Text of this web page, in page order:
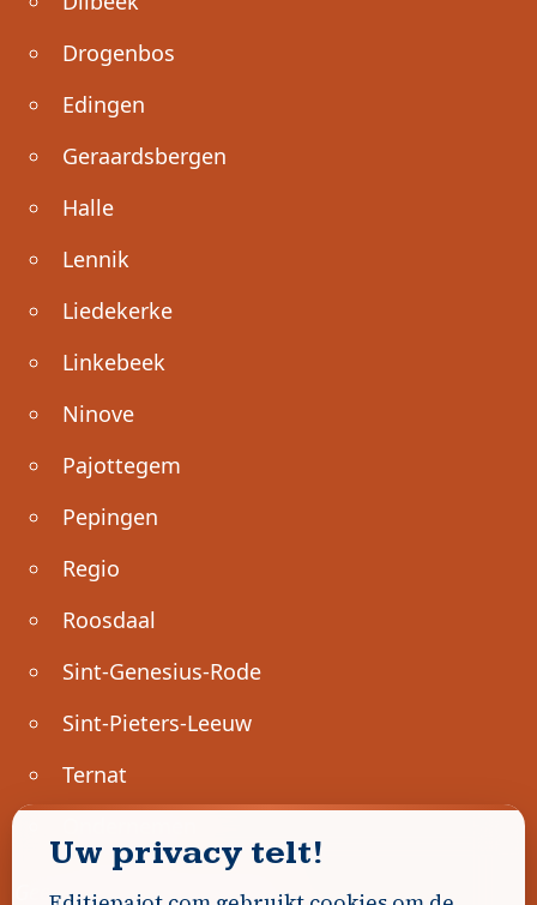
Drogenbos
Edingen
Geraardsbergen
Halle
Lennik
Liedekerke
Linkebeek
Ninove
Pajottegem
Pepingen
Regio
Roosdaal
Sint-Genesius-Rode
Sint-Pieters-Leeuw
Ternat
Geen advertenties gevonden.
Uw privacy telt!